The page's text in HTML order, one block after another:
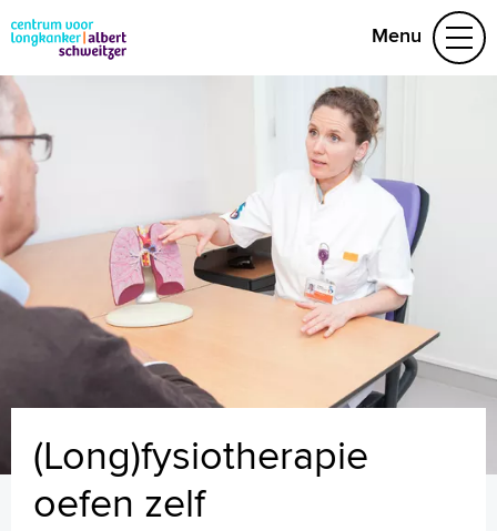
Menu
Behandelteam
Behandelingen
Video's
Research
(078) 652 33 28
MijnASz
(Long)fysiotherapie
oefen zelf